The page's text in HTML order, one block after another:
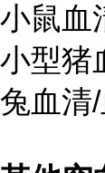
小鼠血
小型猪
兔血清